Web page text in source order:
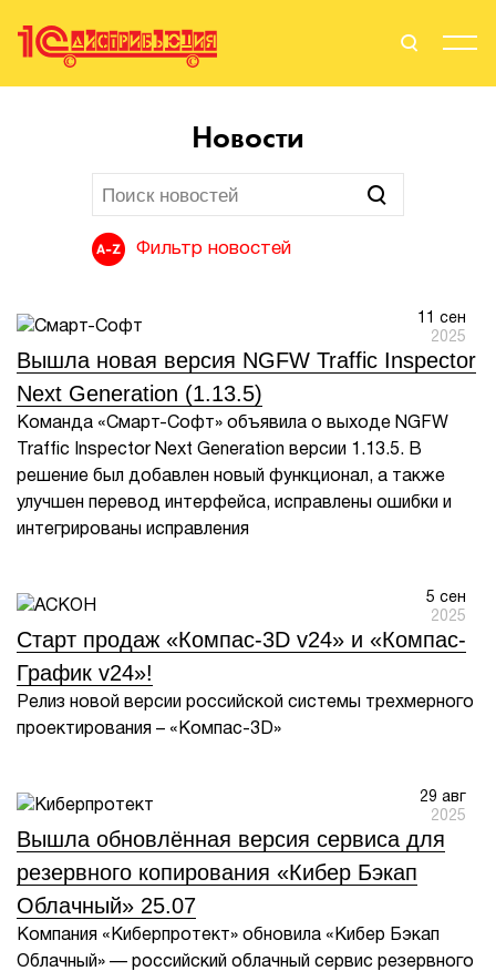
Стать Партнером
Вендоры
Партнерам
События
Сервисы для партнеров
1Cофт
Новости
Фильтр новостей
11 сен
2025
Вышла новая версия NGFW Traffic Inspector
Next Generation (1.13.5)
Команда «Смарт-Софт» объявила о выходе NGFW
Traffic Inspector Next Generation версии 1.13.5. В
решение был добавлен новый функционал, а также
улучшен перевод интерфейса, исправлены ошибки и
интегрированы исправления
5 сен
2025
Старт продаж «Компас-3D v24» и «Компас-
График v24»!
Релиз новой версии российской системы трехмерного
проектирования – «Компас-3D»
29 авг
2025
Вышла обновлённая версия сервиса для
резервного копирования «Кибер Бэкап
Облачный» 25.07
Компания «Киберпротект» обновила «Кибер Бэкап
Облачный» — российский облачный сервис резервного